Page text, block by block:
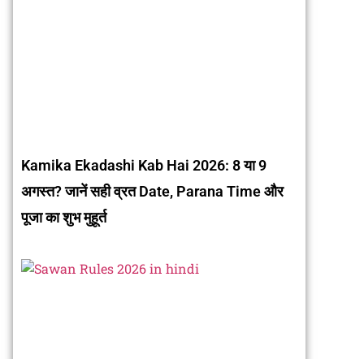
Kamika Ekadashi Kab Hai 2026: 8 या 9
अगस्त? जानें सही व्रत Date, Parana Time और
पूजा का शुभ मुहूर्त